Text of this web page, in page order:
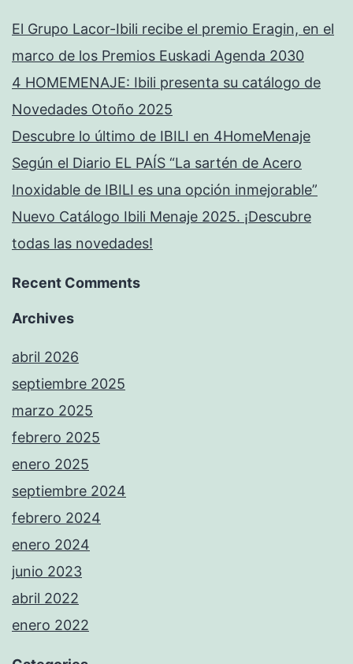
El Grupo Lacor-Ibili recibe el premio Eragin, en el
marco de los Premios Euskadi Agenda 2030
4 HOMEMENAJE: Ibili presenta su catálogo de
Novedades Otoño 2025
Descubre lo último de IBILI en 4HomeMenaje
Según el Diario EL PAÍS “La sartén de Acero
Inoxidable de IBILI es una opción inmejorable”
Nuevo Catálogo Ibili Menaje 2025. ¡Descubre
todas las novedades!
Recent Comments
Archives
abril 2026
septiembre 2025
marzo 2025
febrero 2025
enero 2025
septiembre 2024
febrero 2024
enero 2024
junio 2023
abril 2022
enero 2022